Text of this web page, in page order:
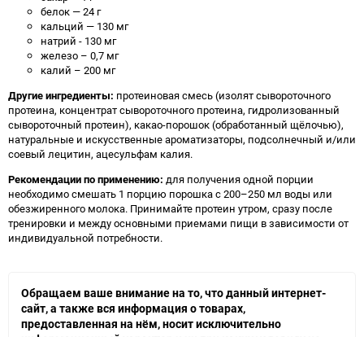
белок — 24 г
кальций — 130 мг
натрий - 130 мг
железо – 0,7 мг
калий – 200 мг
Другие ингредиенты: протеиновая смесь (изолят сывороточного
протеина, концентрат сывороточного протеина, гидролизованный
сывороточный протеин), какао-порошок (обработанный щёлочью),
натуральные и искусственные ароматизаторы, подсолнечный и/или
соевый лецитин, ацесульфам калия.
Рекомендации по применению: для получения одной порции
необходимо смешать 1 порцию порошка с 200–250 мл воды или
обезжиренного молока. Принимайте протеин утром, сразу после
тренировки и между основными приемами пищи в зависимости от
индивидуальной потребности.
Обращаем ваше внимание на то, что данный интернет-
сайт, а также вся информация о товарах,
предоставленная на нём, носит исключительно